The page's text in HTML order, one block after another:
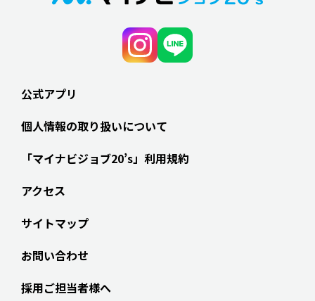
公式アプリ
個人情報の取り扱いについて
「マイナビジョブ20’s」利用規約
アクセス
サイトマップ
お問い合わせ
採用ご担当者様へ